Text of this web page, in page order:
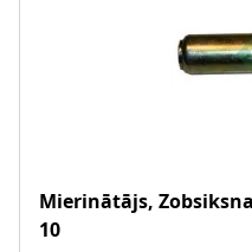
Mierinātājs, Zobsiksna
10